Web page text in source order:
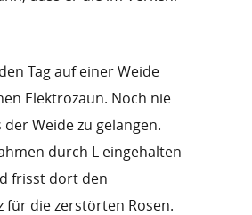
Tag auf einer Weide
Elektrozaun. Noch nie
Weide zu gelangen.
durch L eingehalten
frisst dort den
für die zerstörten Rosen.